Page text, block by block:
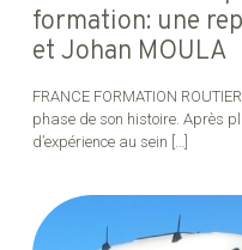
formation: une
et Johan MOULA
FRANCE FORMATION
phase de son histoire. Après
d’expérience au sein […]